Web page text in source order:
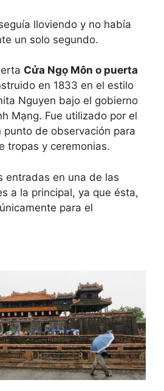
lloviendo y no había
un solo segundo.
Cửa Ngọ Môn o puerta
en 1833 en el estilo
Nguyen bajo el gobierno
Mạng. Fue utilizado por el
punto de observación para
tropas y ceremonias.
entradas en una de las
a la principal, ya que ésta,
para el